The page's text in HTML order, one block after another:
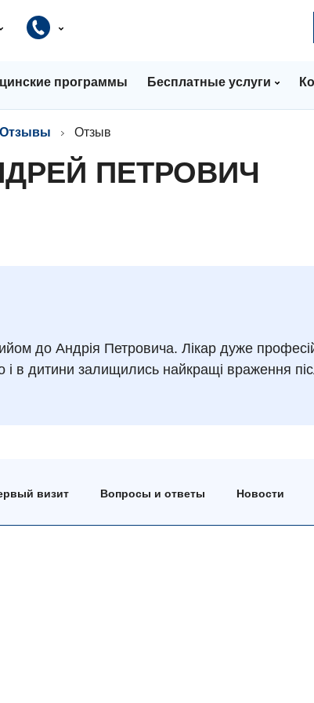
программы Бесплатные услуги
Отзывы Отзыв
ПЕТРОВИЧ
до Андрія Петровича. Лікар дуже
і в дитини залищились найкращі враження
визит Вопросы и ответы Новости